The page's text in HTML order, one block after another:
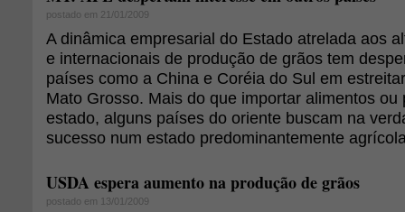
postado em 21/01/2009
A dinâmica empresarial do Estado atrelada aos
e internacionais de produção de grãos tem
países como a China e Coréia do Sul em
Mato Grosso. Mais do que importar alimentos ou
estado, alguns países do oriente buscam na
sucesso num estado predominantemente
USDA espera aumento na produção de grãos
postado em 13/01/2009